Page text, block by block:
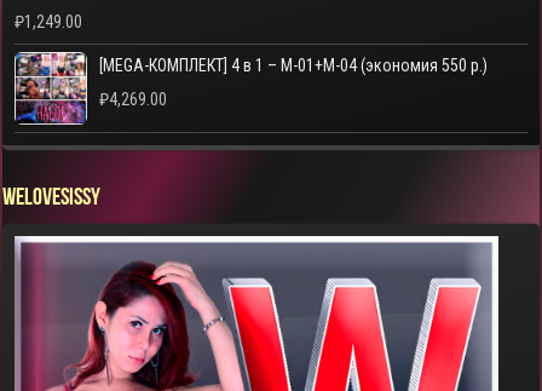
₽1,249.00
[MEGA-КОМПЛЕКТ] 4 в 1 – M-01+M-04 (экономия 550 р.)
₽4,269.00
WELOVESISSY